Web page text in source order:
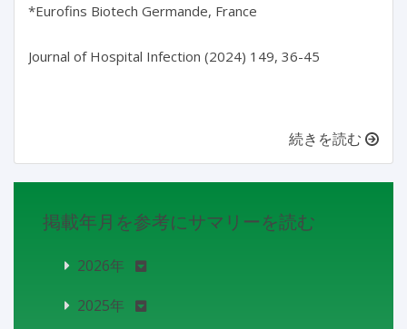
*Eurofins Biotech Germande, France
Journal of Hospital Infection (2024) 149, 36-45
続きを読む
掲載年月を参考にサマリーを読む
2026年
2025年